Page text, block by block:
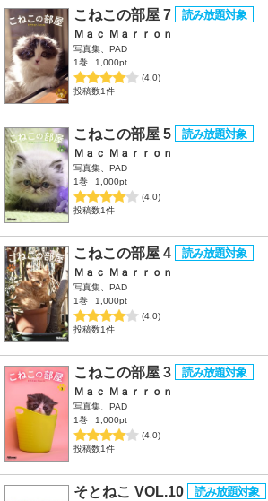
こねこの部屋 7
Ｍａｃ Ｍａｒｒｏｎ
写真集、PAD
1巻
1,000pt
(4.0)
投稿数1件
こねこの部屋 5
Ｍａｃ Ｍａｒｒｏｎ
写真集、PAD
1巻
1,000pt
(4.0)
投稿数1件
こねこの部屋 4
Ｍａｃ Ｍａｒｒｏｎ
写真集、PAD
1巻
1,000pt
(4.0)
投稿数1件
こねこの部屋 3
Ｍａｃ Ｍａｒｒｏｎ
写真集、PAD
1巻
1,000pt
(4.0)
投稿数1件
そとねこ VOL.10